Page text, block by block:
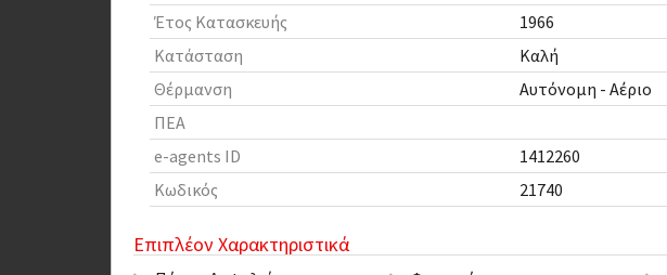
Έτος Κατασκευής
1966
Κατάσταση
Καλή
Θέρμανση
Αυτόνομη - Αέριο
ΠΕΑ
e-agents ID
1412260
Κωδικός
21740
Επιπλέον Χαρακτηριστικά